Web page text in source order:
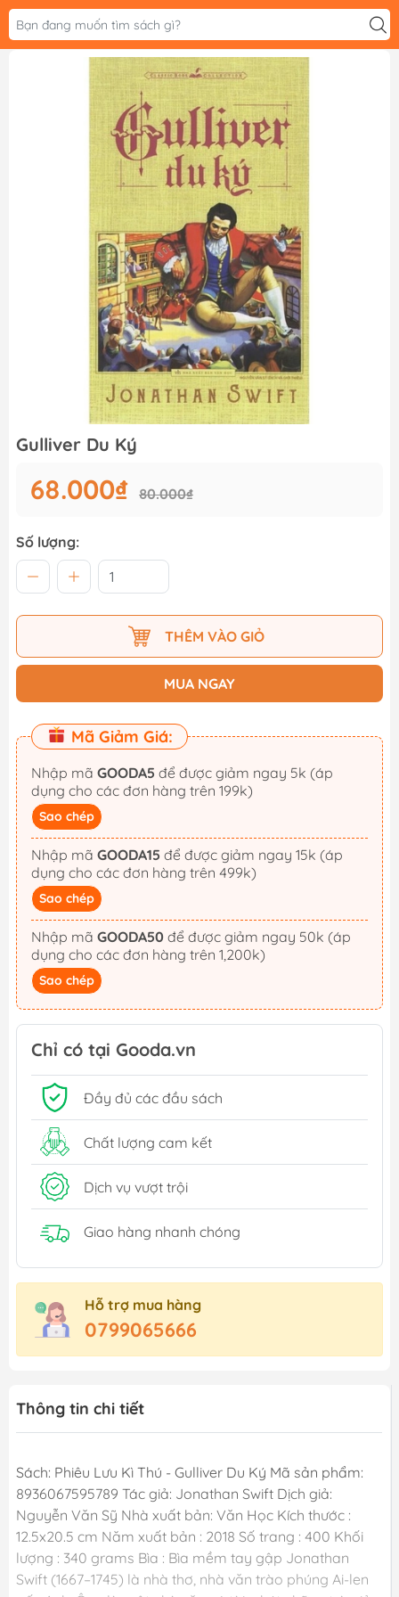
Gulliver Du Ký
68.000₫ 80.000₫
Số lượng:
THÊM VÀO GIỎ
MUA NGAY
Mã Giảm Giá:
Nhập mã GOODA5
dụng cho các đơn hàng trên 199k)
Sao chép
Nhập mã GOODA15
dụng cho các đơn hàng trên 499k)
Sao chép
Nhập mã GOODA50
dụng cho các đơn hàng trên 1,200k)
Sao chép
Chỉ có tại Gooda.vn
Đầy đủ các đầu sách
Chất lượng cam kết
Dịch vụ vượt trội
Giao hàng nhanh chóng
Hỗ trợ mua hàng
0799065666
Thông tin chi tiết
Sách: Phiêu Lưu Kì Thú - Gulliver Du Ký Mã sản phẩm:
8936067595789 Tác giả: Jonathan Swift Dịch giả:
Nguyễn Văn Sỹ Nhà xuất bản: Văn Học Kích thước :
12.5x20.5 cm Năm xuất bản : 2018 Số trang : 400 Khối
lượng : 340 grams Bìa : Bìa mềm tay gập Jonathan
Swift (1667–1745) là nhà thơ, nhà văn trào phúng Ai-len